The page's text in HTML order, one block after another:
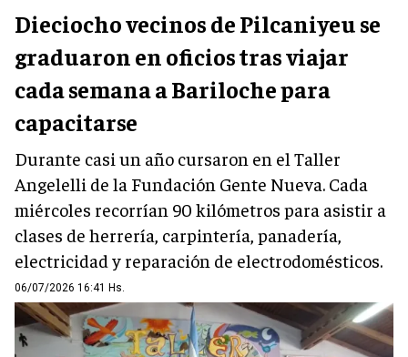
Dieciocho vecinos de Pilcaniyeu se
graduaron en oficios tras viajar
cada semana a Bariloche para
capacitarse
Durante casi un año cursaron en el Taller
Angelelli de la Fundación Gente Nueva. Cada
miércoles recorrían 90 kilómetros para asistir a
clases de herrería, carpintería, panadería,
electricidad y reparación de electrodomésticos.
06/07/2026 16:41 Hs.